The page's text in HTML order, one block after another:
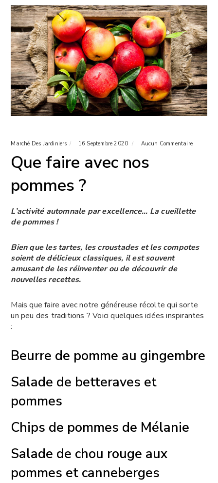
Marché Des Jardiniers 16 Septembre 2020 Aucun Commentaire
Que faire avec nos
pommes ?
L’activité automnale par excellence… La cueillette
de pommes !
Bien que les tartes, les croustades et les compotes
soient de délicieux classiques, il est souvent
amusant de les réinventer ou de découvrir de
nouvelles recettes.
Mais que faire avec notre généreuse récolte qui sorte
un peu des traditions ? Voici quelques idées inspirantes
:
Beurre de pomme au gingembre
Salade de betteraves et
pommes
Chips de pommes de Mélanie
Salade de chou rouge aux
pommes et canneberges